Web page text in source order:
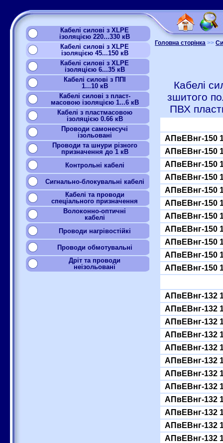
Кабелі силові з XLPE
ізоляцією 220...330 кВ
Кабелі силові з XLPE
ізоляцією 45...150 кВ
Кабелі силові з XLPE
ізоляцією 6...35 кВ
Кабелі силові з ППІ
1...10 кВ
Кабелі силові з пласт-
масовою ізоляцією 1...6 кВ
Кабелі з пластмасовою
ізоляцією 0.66 кВ
Проводи самонесучі
ізольовані
Проводи та шнури різного
призначення до 1 кВ
Контрольні кабелі
Сигнально-блокувальні кабелі
Кабелі та проводи
спеціального призначення
Волоконно-оптичні
кабелі
Проводи нагрівостійкі
Проводи обмотувальні
Дріт та проводи
неізольовані
Головна сторінка >>
Кабелі
зшитого
ПВХ
АПвЕВнг-150
АПвЕВнг-150
АПвЕВнг-150
АПвЕВнг-150
АПвЕВнг-150
АПвЕВнг-150
АПвЕВнг-150
АПвЕВнг-150
АПвЕВнг-150
АПвЕВнг-150
АПвЕВнг-150
АПвЕВнг-132
АПвЕВнг-132
АПвЕВнг-132
АПвЕВнг-132
АПвЕВнг-132
АПвЕВнг-132
АПвЕВнг-132
АПвЕВнг-132
АПвЕВнг-132
АПвЕВнг-132
АПвЕВнг-132
АПвЕВнг-132